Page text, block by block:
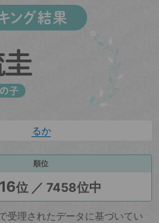
ング結果
子
るか
順位
位 ／ 7458位中
受理されたデータに基づいてい